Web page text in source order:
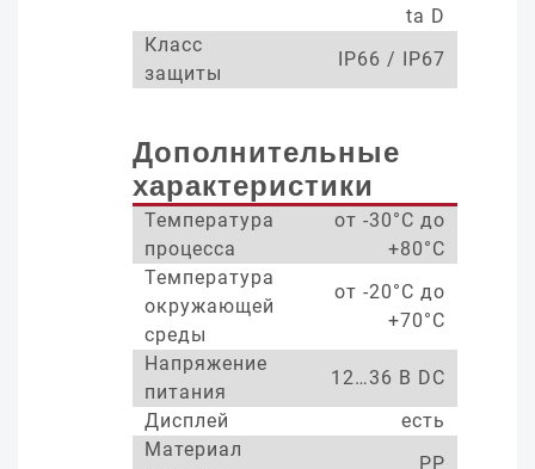
ta D
Класс
защиты
IP66 / IP67
Дополнительные
характеристики
Температура
процесса
от -30°С до
+80°С
Температура
окружающей
среды
от -20°С до
+70°С
Напряжение
питания
12…36 В DC
Дисплей
есть
Материал
PP